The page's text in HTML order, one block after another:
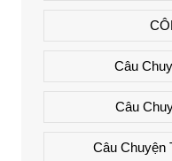
Câu
Câu
Câu Chuyện